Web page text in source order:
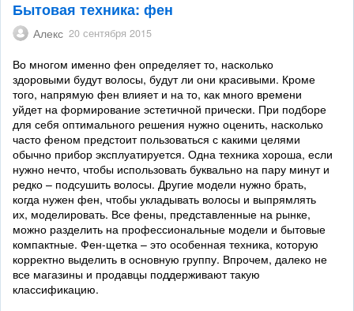
Бытовая техника: фен
Алекс 20 сентября 2015
Во многом именно фен определяет то, насколько
здоровыми будут волосы, будут ли они красивыми. Кроме
того, напрямую фен влияет и на то, как много времени
уйдет на формирование эстетичной прически. При подборе
для себя оптимального решения нужно оценить, насколько
часто феном предстоит пользоваться с какими целями
обычно прибор эксплуатируется. Одна техника хороша, если
нужно нечто, чтобы использовать буквально на пару минут и
редко – подсушить волосы. Другие модели нужно брать,
когда нужен фен, чтобы укладывать волосы и выпрямлять
их, моделировать. Все фены, представленные на рынке,
можно разделить на профессиональные модели и бытовые
компактные. Фен-щетка – это особенная техника, которую
корректно выделить в основную группу. Впрочем, далеко не
все магазины и продавцы поддерживают такую
классификацию.